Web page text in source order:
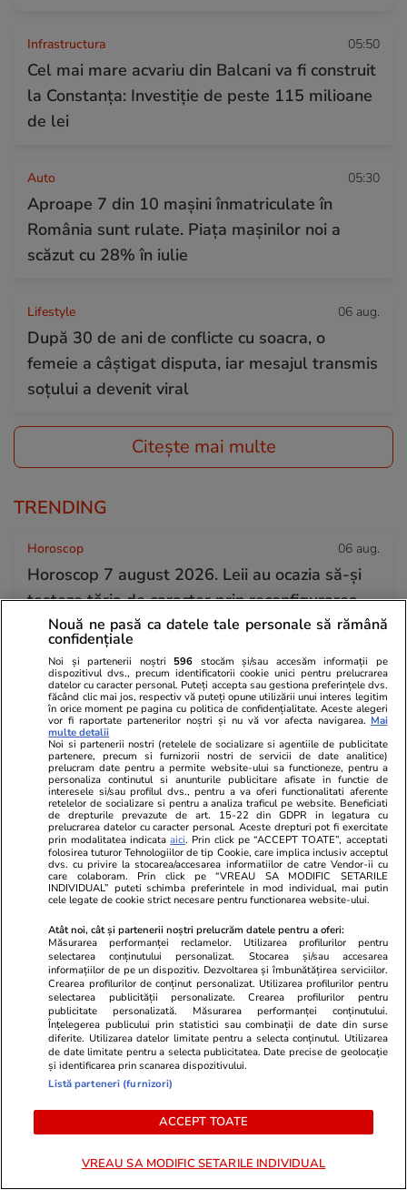
Infrastructura 05:50
Cel mai mare acvariu din Balcani va fi construit
la Constanța: Investiție de peste 115 milioane
de lei
Auto 05:30
Aproape 7 din 10 mașini înmatriculate în
România sunt rulate. Piața mașinilor noi a
scăzut cu 28% în iulie
Lifestyle 06 aug.
După 30 de ani de conflicte cu soacra, o
femeie a câștigat disputa, iar mesajul transmis
soțului a devenit viral
Citește mai multe
TRENDING
Horoscop 06 aug.
Horoscop 7 august 2026. Leii au ocazia să-și
testeze tăria de caracter prin reconfigurarea
planurilor de viitor la care au lucrat foarte
mult
Știri România 06 aug.
Vremea de vineri, 7 august 2026: peste
jumătate de țară, sub avertizări de caniculă și
ploi torențiale. Lista zonelor afectate
Știri România 06 aug.
Rezultatele loto din 6 august 2026. Numerele
câștigătoare extrase joi
Vacanțe și Cultură 06 aug.
Mesaje de Sfânta Teodora – urări pe care să le
transmiți sărbătoriților
Nouă ne pasă ca datele tale personale să rămână
confidențiale
Noi și partenerii noștri 596 stocăm și/sau accesăm informații pe
dispozitivul dvs., precum identificatorii cookie unici pentru prelucrarea
datelor cu caracter personal. Puteți accepta sau gestiona preferințele dvs.
făcând clic mai jos, respectiv vă puteți opune utilizării unui interes legitim
în orice moment pe pagina cu politica de confidențialitate. Aceste alegeri
vor fi raportate partenerilor noștri și nu vă vor afecta navigarea. Mai
multe detalii
Noi si partenerii nostri (retelele de socializare si agentiile de publicitate
partenere, precum si furnizorii nostri de servicii de date analitice)
prelucram date pentru a permite website-ului sa functioneze, pentru a
personaliza continutul si anunturile publicitare afisate in functie de
interesele si/sau profilul dvs., pentru a va oferi functionalitati aferente
retelelor de socializare si pentru a analiza traficul pe website. Beneficiati
de drepturile prevazute de art. 15-22 din GDPR in legatura cu
prelucrarea datelor cu caracter personal. Aceste drepturi pot fi exercitate
prin modalitatea indicataaici. Prin click pe “ACCEPT TOATE”, acceptati
folosirea tuturor Tehnologiilor de tip Cookie, care implica inclusiv acceptul
dvs. cu privire la stocarea/accesarea informatiilor de catre Vendor-ii cu
care colaboram. Prin click pe “VREAU SA MODIFIC SETARILE
INDIVIDUAL” puteti schimba preferintele in mod individual, mai putin
cele legate de cookie strict necesare pentru functionarea website-ului.
Atât noi, cât și partenerii noștri prelucrăm datele pentru a oferi:
Măsurarea performanței reclamelor. Utilizarea profilurilor pentru
selectarea conținutului personalizat. Stocarea și/sau accesarea
informațiilor de pe un dispozitiv. Dezvoltarea și îmbunătățirea serviciilor.
Crearea profilurilor de conținut personalizat. Utilizarea profilurilor pentru
selectarea publicității personalizate. Crearea profilurilor pentru
publicitate personalizată. Măsurarea performanței conținutului.
Înțelegerea publicului prin statistici sau combinații de date din surse
diferite. Utilizarea datelor limitate pentru a selecta conținutul. Utilizarea
de date limitate pentru a selecta publicitatea. Date precise de geolocație
și identificarea prin scanarea dispozitivului.
Listă parteneri (furnizori)
ACCEPT TOATE
VREAU SA MODIFIC SETARILE INDIVIDUAL